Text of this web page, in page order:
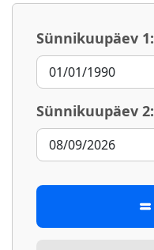
Sünnikuupäev 1:
Sünnikuupäev 2: